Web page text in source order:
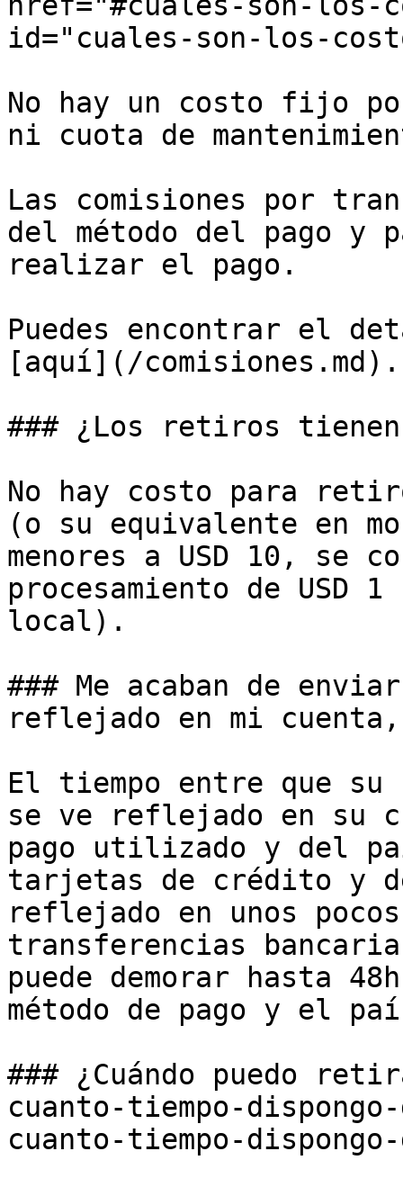
id="cuales-son-los-
No hay un costo fijo
ni cuota de
Las comisiones por
del método del pago y
realizar el pago.
Puedes encontrar el
[aquí](/comisiones.md).
### ¿Los retiros
No hay costo para
(o su equivalente en
menores a USD 10, se
procesamiento de USD
local).
### Me acaban de
reflejado en mi cuenta,
El tiempo entre que
se ve reflejado en su
pago utilizado y del
tarjetas de crédito y
reflejado en unos
transferencias
puede demorar hasta
método de pago y el
### ¿Cuándo puedo
cuanto-tiempo-
cuanto-tiempo-